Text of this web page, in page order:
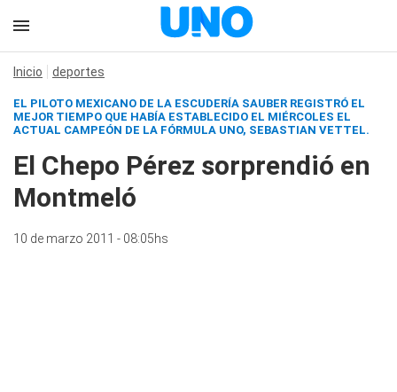
Inicio deportes
EL PILOTO MEXICANO DE LA ESCUDERÍA SAUBER REGISTRÓ EL
MEJOR TIEMPO QUE HABÍA ESTABLECIDO EL MIÉRCOLES EL
ACTUAL CAMPEÓN DE LA FÓRMULA UNO, SEBASTIAN VETTEL.
El Chepo Pérez sorprendió en
Montmeló
10 de marzo 2011 - 08:05hs